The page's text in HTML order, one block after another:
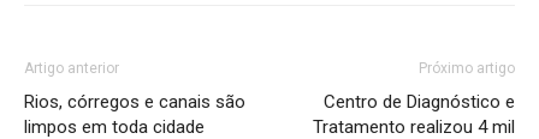
Artigo anterior
Rios, córregos e canais são
limpos em toda cidade
Próximo artigo
Centro de Diagnóstico e
Tratamento realizou 4 mil